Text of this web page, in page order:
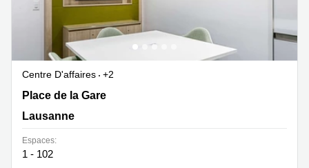
Centre D'affaires
+2
Place de la Gare 12, Lausanne
Place de la Gare
Lausanne
Espaces:
1 - 102